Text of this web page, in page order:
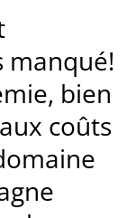
manqué!
bien
coûts